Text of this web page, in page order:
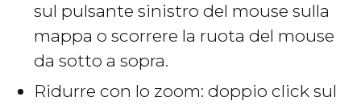
sul pulsante sinistro del mouse sulla
mappa o scorrere la ruota del mouse
da sotto a sopra.
Ridurre con lo zoom: doppio click sul